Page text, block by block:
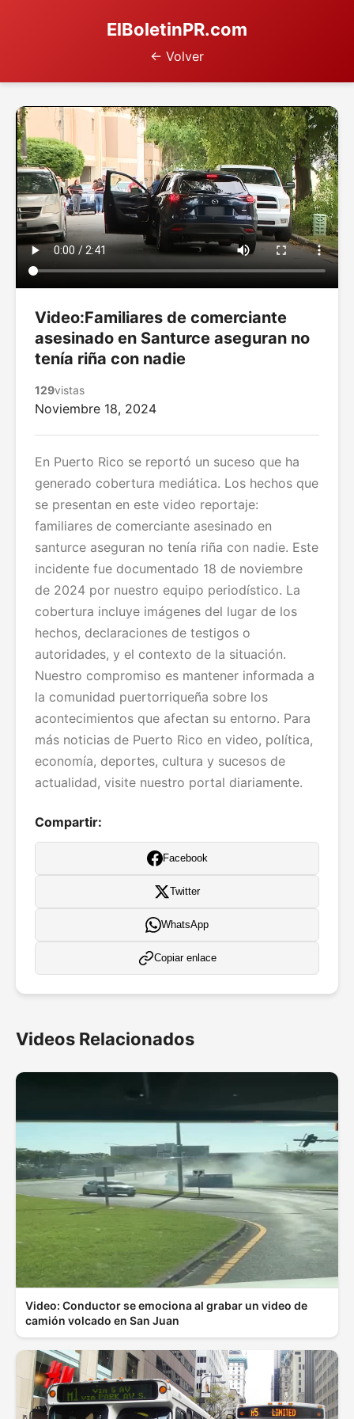
ElBoletinPR.com
← Volver
Video:Familiares de comerciante
asesinado en Santurce aseguran no
tenía riña con nadie
129vistas
Noviembre 18, 2024
En Puerto Rico se reportó un suceso que ha
generado cobertura mediática. Los hechos que
se presentan en este video reportaje:
familiares de comerciante asesinado en
santurce aseguran no tenía riña con nadie. Este
incidente fue documentado 18 de noviembre
de 2024 por nuestro equipo periodístico. La
cobertura incluye imágenes del lugar de los
hechos, declaraciones de testigos o
autoridades, y el contexto de la situación.
Nuestro compromiso es mantener informada a
la comunidad puertorriqueña sobre los
acontecimientos que afectan su entorno. Para
más noticias de Puerto Rico en video, política,
economía, deportes, cultura y sucesos de
actualidad, visite nuestro portal diariamente.
Compartir:
Facebook
Twitter
WhatsApp
Copiar enlace
Videos Relacionados
Video: Conductor se emociona al grabar un video de
camión volcado en San Juan